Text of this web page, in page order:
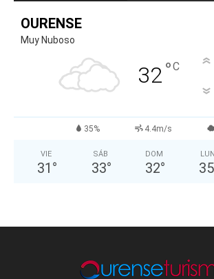
OURENSE
Muy Nuboso
32°C
35% 4.4m/s
VIE
31 °
SÁB
33°
DOM
32°
LUN
35